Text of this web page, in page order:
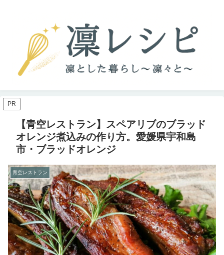
PR
【青空レストラン】スペアリブのブラッド
オレンジ煮込みの作り方。愛媛県宇和島
市・ブラッドオレンジ
青空レストラン